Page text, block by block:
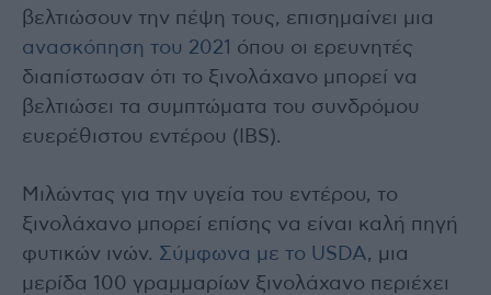
βελτιώσουν την πέψη τους, επισημαίνει μια
ανασκόπηση του 2021 όπου οι ερευνητές
διαπίστωσαν ότι το ξινολάχανο μπορεί να
βελτιώσει τα συμπτώματα του συνδρόμου
ευερέθιστου εντέρου (IBS).
Μιλώντας για την υγεία του εντέρου, το
ξινολάχανο μπορεί επίσης να είναι καλή πηγή
φυτικών ινών. Σύμφωνα με το USDA, μια
μερίδα 100 γραμμαρίων ξινολάχανο περιέχει